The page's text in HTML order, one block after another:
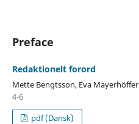
Preface
Redaktionelt forord
Mette Bengtsson, Eva Mayerhöffer
4-6
pdf (Dansk)